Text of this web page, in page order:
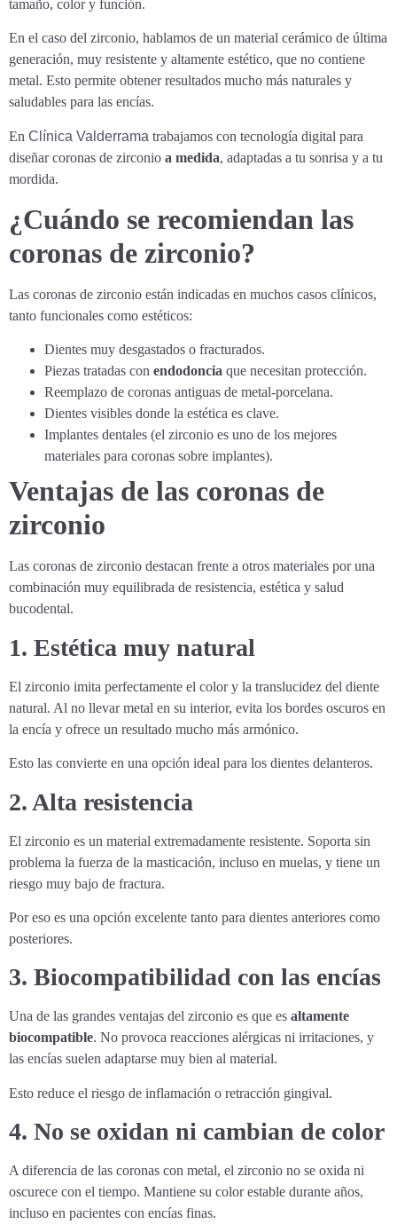
tamaño, color y función.
En el caso del zirconio, hablamos de un material cerámico de última
generación, muy resistente y altamente estético, que no contiene
metal. Esto permite obtener resultados mucho más naturales y
saludables para las encías.
En Clínica Valderrama trabajamos con tecnología digital para
diseñar coronas de zirconio a medida, adaptadas a tu sonrisa y a tu
mordida.
¿Cuándo se recomiendan las
coronas de zirconio?
Las coronas de zirconio están indicadas en muchos casos clínicos,
tanto funcionales como estéticos:
Dientes muy desgastados o fracturados.
Piezas tratadas con endodoncia que necesitan protección.
Reemplazo de coronas antiguas de metal-porcelana.
Dientes visibles donde la estética es clave.
Implantes dentales (el zirconio es uno de los mejores
materiales para coronas sobre implantes).
Ventajas de las coronas de
zirconio
Las coronas de zirconio destacan frente a otros materiales por una
combinación muy equilibrada de resistencia, estética y salud
bucodental.
1. Estética muy natural
El zirconio imita perfectamente el color y la translucidez del diente
natural. Al no llevar metal en su interior, evita los bordes oscuros en
la encía y ofrece un resultado mucho más armónico.
Esto las convierte en una opción ideal para los dientes delanteros.
2. Alta resistencia
El zirconio es un material extremadamente resistente. Soporta sin
problema la fuerza de la masticación, incluso en muelas, y tiene un
riesgo muy bajo de fractura.
Por eso es una opción excelente tanto para dientes anteriores como
posteriores.
3. Biocompatibilidad con las encías
Una de las grandes ventajas del zirconio es que es altamente
biocompatible. No provoca reacciones alérgicas ni irritaciones, y
las encías suelen adaptarse muy bien al material.
Esto reduce el riesgo de inflamación o retracción gingival.
4. No se oxidan ni cambian de color
A diferencia de las coronas con metal, el zirconio no se oxida ni
oscurece con el tiempo. Mantiene su color estable durante años,
incluso en pacientes con encías finas.